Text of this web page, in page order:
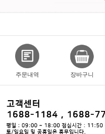
주문내역 장바구니